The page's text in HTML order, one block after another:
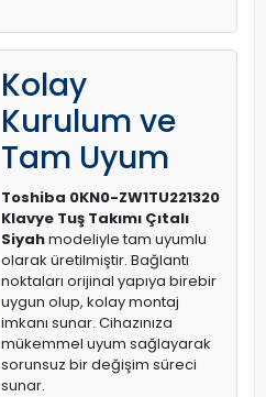
Kolay
Kurulum ve
Tam Uyum
Toshiba 0KN0-ZW1TU221320
Klavye Tuş Takımı Çıtalı
Siyahmodeliyle tam uyumlu
olarak üretilmiştir. Bağlantı
noktaları orijinal yapıya birebir
uygun olup, kolay montaj
imkanı sunar. Cihazınıza
mükemmel uyum sağlayarak
sorunsuz bir değişim süreci
sunar.